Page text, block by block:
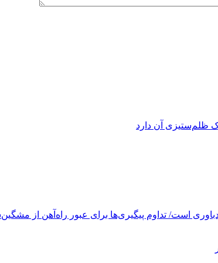
ظلم‌ستیزی آن دارد
است/ تداوم پیگیری‌ها برای عبور راه‌آهن از